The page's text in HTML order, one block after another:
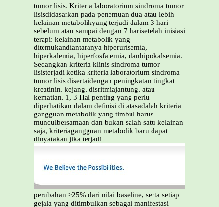
tumor lisis. Kriteria laboratorium sindroma tumor
lisisdidasarkan pada penemuan dua atau lebih
kelainan metabolikyang terjadi dalam 3 hari
sebelum atau sampai dengan 7 harisetelah inisiasi
terapi: kelainan metabolik yang
ditemukandiantaranya hiperurisemia,
hiperkalemia, hiperfosfatemia, danhipokalsemia.
Sedangkan kriteria klinis sindroma tumor
lisisterjadi ketika kriteria laboratorium sindroma
tumor lisis disertaidengan peningkatan tingkat
kreatinin, kejang, disritmiajantung, atau
kematian. 1, 3 Hal penting yang perlu
diperhatikan dalam deﬁnisi di atasadalah kriteria
gangguan metabolik yang timbul harus
munculbersamaan dan bukan salah satu kelainan
saja, kriteriagangguan metabolik baru dapat
dinyatakan jika terjadi
perubahan >25% dari nilai baseline, serta setiap
gejala yang ditimbulkan sebagai manifestasi